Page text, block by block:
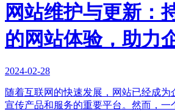
网站维护与更新：
的网站体验，助力
2024-02-28
随着互联网的快速发展，网站已经成为
宣传产品和服务的重要平台。然而，一